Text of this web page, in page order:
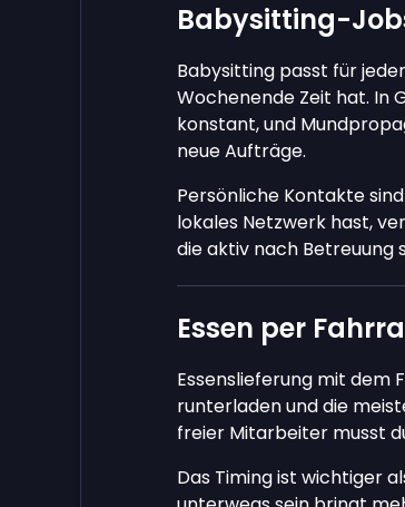
Babysitting-
Babysitting passt für
Wochenende Zeit hat. In
konstant, und
neue Aufträge.
Persönliche Kontakte
lokales Netzwerk hast,
die aktiv nach Betreuung
Essen per
Essenslieferung mit dem
runterladen und die
freier Mitarbeiter musst
Das Timing ist wichtiger